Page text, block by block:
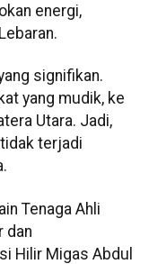
energi,
signifikan.
yang mudik, ke
Utara. Jadi,
terjadi
Tenaga Ahli
dan
Hilir Migas Abdul